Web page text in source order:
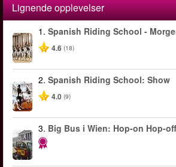
Lignende opplevelser
1. Spanish Riding School -
4.6 (18)
2. Spanish Riding School: Show
4.0 (9)
3. Big Bus i Wien: Hop-on Hop-off